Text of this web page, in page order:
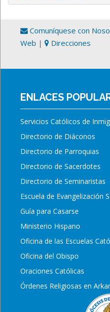
Comuníquese con
Web | Direcciones
ENLACES
Servicios Católicos de
Directorio de Diáconos
Directorio de Parroquias
Directorio de Sacerdotes
Directorio de Seminaristas
Escuela de Evangelización
Guía para Casarse
Ministerio Hispano
Oficina de las Escuelas
Oficina del Obispo
Oraciones Católicas
Órdenes Religiosas en